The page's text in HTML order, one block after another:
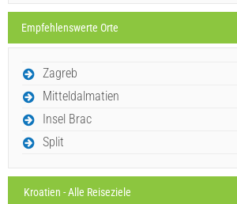
11.08.26 28°C
12.08.26
MEHR LESEN / KOMMENTIEREN
Empfehlenswerte Orte
Zagreb
Mitteldalmatien
Insel Brac
Split
Kroatien - Alle Reiseziele